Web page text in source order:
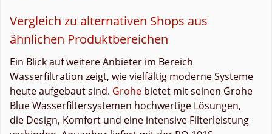
Vergleich zu alternativen Shops aus
ähnlichen Produktbereichen
Ein Blick auf weitere Anbieter im Bereich
Wasserfiltration zeigt, wie vielfältig moderne Systeme
heute aufgebaut sind. Grohe bietet mit seinen Grohe
Blue Wasserfiltersystemen hochwertige Lösungen,
die Design, Komfort und eine intensive Filterleistung